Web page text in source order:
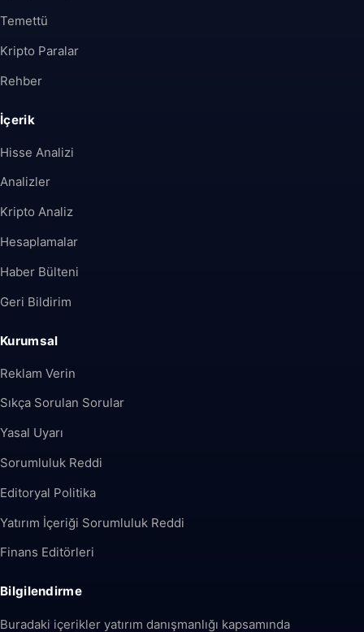
Temettü
Kripto Paralar
Rehber
İçerik
Hisse Analizi
Analizler
Kripto Analiz
Hesaplamalar
Haber Bülteni
Geri Bildirim
Kurumsal
Reklam Verin
Sıkça Sorulan Sorular
Yasal Uyarı
Sorumluluk Reddi
Editoryal Politika
Yatırım İçeriği Sorumluluk Reddi
Finans Editörleri
Bilgilendirme
Buradaki içerikler yatırım danışmanlığı kapsamında